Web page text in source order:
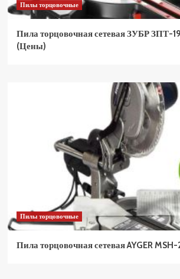
Пилы торцовочные
Пила торцовочная сетевая ЗУБР ЗПТ-
(Цены)
Пилы торцовочные
Пила торцовочная сетевая AYGER